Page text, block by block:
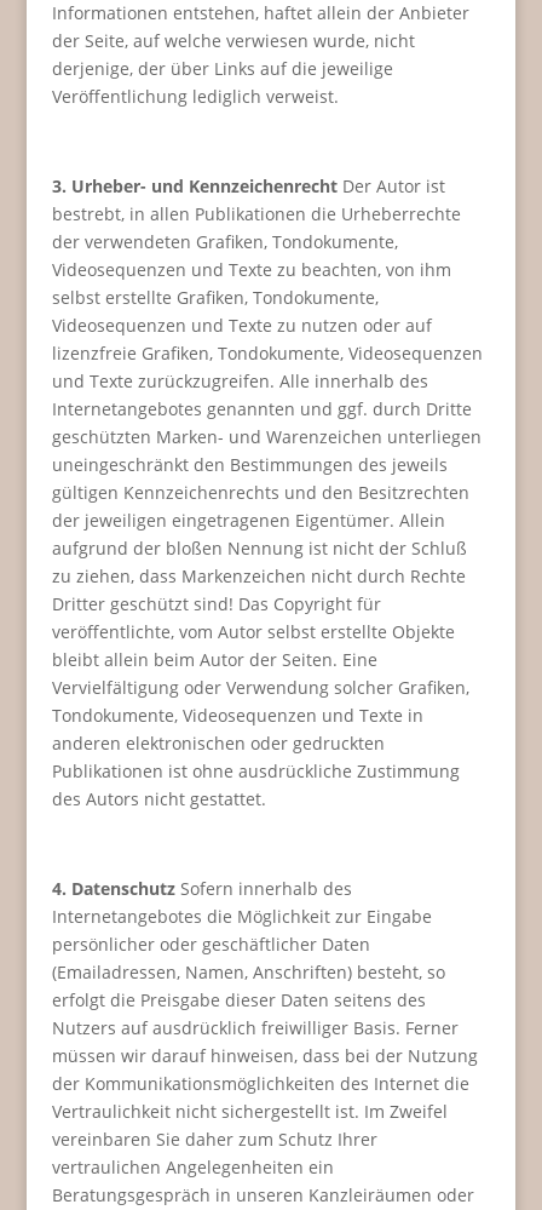
Informationen entstehen, haftet allein der Anbieter
der Seite, auf welche verwiesen wurde, nicht
derjenige, der über Links auf die jeweilige
Veröffentlichung lediglich verweist.
3. Urheber- und KennzeichenrechtDer Autor ist
bestrebt, in allen Publikationen die Urheberrechte
der verwendeten Grafiken, Tondokumente,
Videosequenzen und Texte zu beachten, von ihm
selbst erstellte Grafiken, Tondokumente,
Videosequenzen und Texte zu nutzen oder auf
lizenzfreie Grafiken, Tondokumente, Videosequenzen
und Texte zurückzugreifen. Alle innerhalb des
Internetangebotes genannten und ggf. durch Dritte
geschützten Marken- und Warenzeichen unterliegen
uneingeschränkt den Bestimmungen des jeweils
gültigen Kennzeichenrechts und den Besitzrechten
der jeweiligen eingetragenen Eigentümer. Allein
aufgrund der bloßen Nennung ist nicht der Schluß
zu ziehen, dass Markenzeichen nicht durch Rechte
Dritter geschützt sind! Das Copyright für
veröffentlichte, vom Autor selbst erstellte Objekte
bleibt allein beim Autor der Seiten. Eine
Vervielfältigung oder Verwendung solcher Grafiken,
Tondokumente, Videosequenzen und Texte in
anderen elektronischen oder gedruckten
Publikationen ist ohne ausdrückliche Zustimmung
des Autors nicht gestattet.
4. DatenschutzSofern innerhalb des
Internetangebotes die Möglichkeit zur Eingabe
persönlicher oder geschäftlicher Daten
(Emailadressen, Namen, Anschriften) besteht, so
erfolgt die Preisgabe dieser Daten seitens des
Nutzers auf ausdrücklich freiwilliger Basis. Ferner
müssen wir darauf hinweisen, dass bei der Nutzung
der Kommunikationsmöglichkeiten des Internet die
Vertraulichkeit nicht sichergestellt ist. Im Zweifel
vereinbaren Sie daher zum Schutz Ihrer
vertraulichen Angelegenheiten ein
Beratungsgespräch in unseren Kanzleiräumen oder